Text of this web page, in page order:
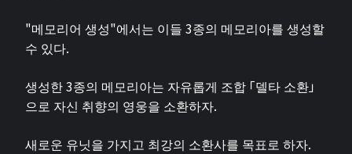
"메모리어 생성"에서는 이들 3종의 메모리아를 생성할
수 있다.
생성한 3종의 메모리아는 자유롭게 조합 「델타 소환」
으로 자신 취향의 영웅을 소환하자.
새로운 유닛을 가지고 최강의 소환사를 목표로 하자.